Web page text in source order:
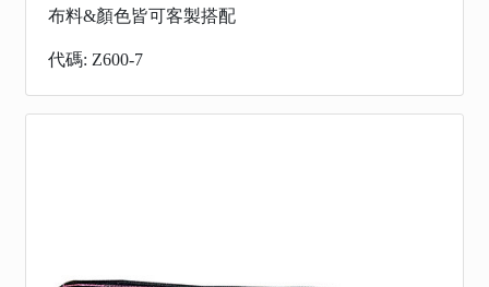
布料&顏色皆可客製搭配
代碼: Z600-7